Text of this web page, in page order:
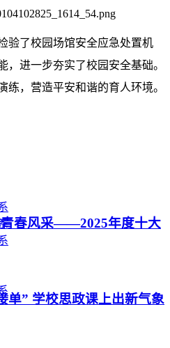
验了校园场馆安全应急处置机
，进一步夯实了校园安全基础。
练，营造平安和谐的育人环境。
青春风采——2025年度十大
单” 学校思政课上出新气象